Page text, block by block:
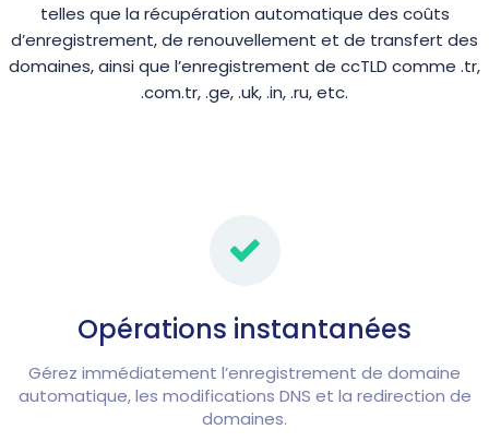
telles que la récupération automatique des coûts
d’enregistrement, de renouvellement et de transfert des
domaines, ainsi que l’enregistrement de ccTLD comme .tr,
.com.tr, .ge, .uk, .in, .ru, etc.
Opérations instantanées
Gérez immédiatement l’enregistrement de domaine
automatique, les modifications DNS et la redirection de
domaines.